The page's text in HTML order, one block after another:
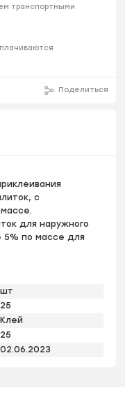
транспортными
Поделиться
с
для наружного
по массе для
шт
25
Клей
25
02.06.2023